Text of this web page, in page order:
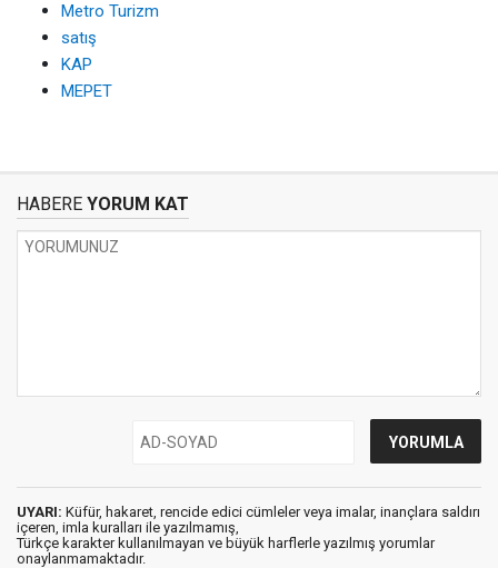
Metro Turizm
satış
KAP
MEPET
HABERE YORUM KAT
UYARI: Küfür, hakaret, rencide edici cümleler veya imalar, inançlara saldırı
içeren, imla kuralları ile yazılmamış,
Türkçe karakter kullanılmayan ve büyük harflerle yazılmış yorumlar
onaylanmamaktadır.